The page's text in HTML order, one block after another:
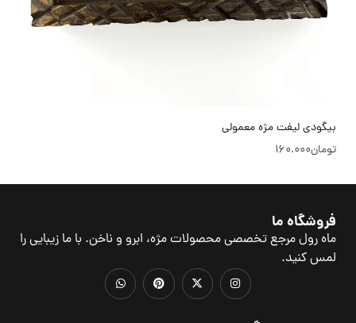
بیگودی لیفت مژه معمولی
تومان160.000
فروشگاه ما
ماه رول مرجع تخصصی محصولات مژه، ابرو و ناخن. با ما زیبایی را
لمس کنید.